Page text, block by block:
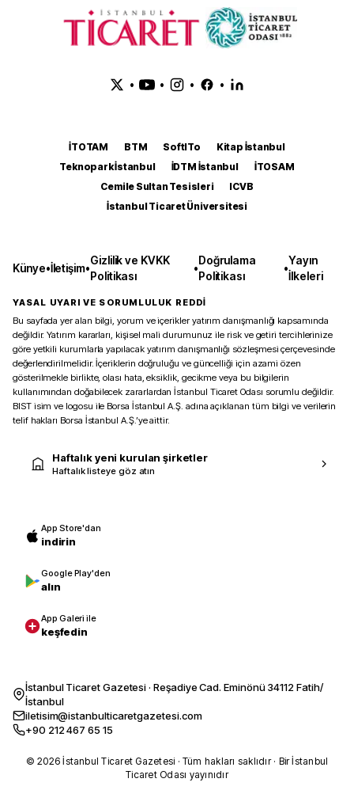
• • • •
İTOTAM BTM SoftITo
Kitap İstanbul
Teknopark İstanbul
İDTM İstanbul
İTOSAM
Cemile Sultan Tesisleri
ICVB
İstanbul Ticaret Üniversitesi
Künye•İletişim•
Gizlilik ve KVKK
Politikası
•
Doğrulama
Politikası
•
Yayın
İlkeleri
YASAL UYARI VE SORUMLULUK REDDİ
Bu sayfada yer alan bilgi, yorum ve içerikler yatırım danışmanlığı kapsamında
değildir. Yatırım kararları, kişisel mali durumunuz ile risk ve getiri tercihlerinize
göre yetkili kurumlarla yapılacak yatırım danışmanlığı sözleşmesi çerçevesinde
değerlendirilmelidir. İçeriklerin doğruluğu ve güncelliği için azami özen
gösterilmekle birlikte, olası hata, eksiklik, gecikme veya bu bilgilerin
kullanımından doğabilecek zararlardan İstanbul Ticaret Odası sorumlu değildir.
BIST isim ve logosu ile Borsa İstanbul A.Ş. adına açıklanan tüm bilgi ve verilerin
telif hakları Borsa İstanbul A.Ş.’ye aittir.
Haftalık yeni kurulan şirketler
Haftalık listeye göz atın
App Store'dan
indirin
Google Play'den
alın
App Galeri ile
keşfedin
İstanbul Ticaret Gazetesi · Reşadiye Cad. Eminönü 34112 Fatih/
İstanbul
iletisim@istanbulticaretgazetesi.com
+90 212 467 65 15
© 2026 İstanbul Ticaret Gazetesi · Tüm hakları saklıdır · Bir İstanbul
Ticaret Odası yayınıdır